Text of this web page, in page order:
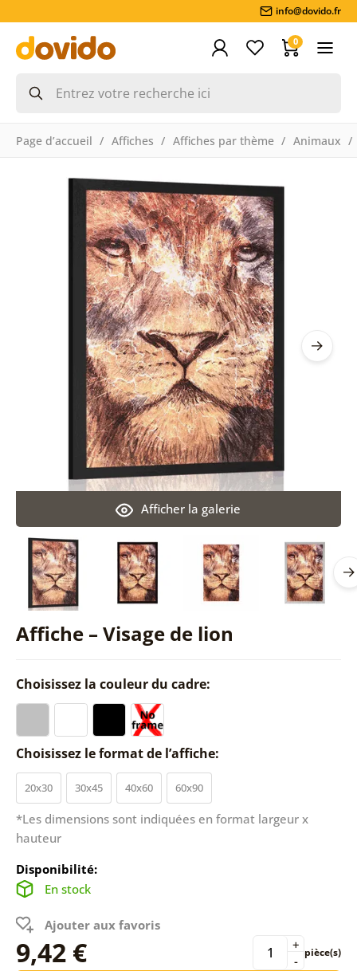
info@dovido.fr
0
Page d’accueil Affiches Affiches par thème Animaux
Affiche – Visage de lion
Afficher la galerie
Choisissez la couleur du cadre:
Choisissez le format de l’affiche:
20x30 30x45 40x60 60x90
*Les dimensions sont indiquées en format largeur x
hauteur
Disponibilité:
En stock
Ajouter aux favoris
9,42 € -
+ pièce(s)